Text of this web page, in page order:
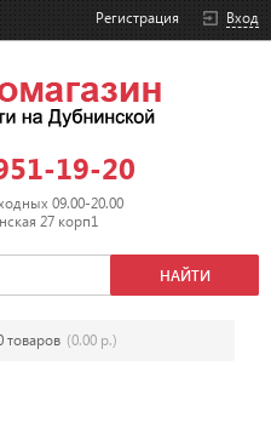
Вход
Регистрация
19-20
09.00-20.00
27 корп1
товаров (0.00 р.)